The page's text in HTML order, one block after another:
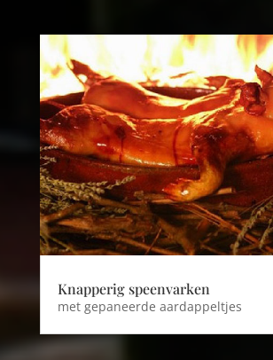
Knapperig speenvarken
met gepaneerde aardappeltjes